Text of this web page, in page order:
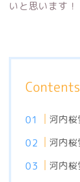
いと思います！
Contents
河内
河内
河内